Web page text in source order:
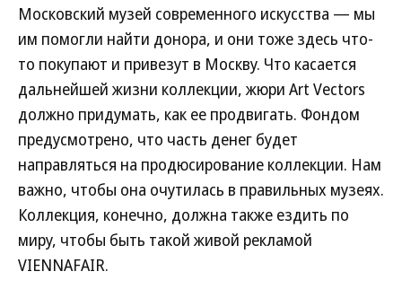
Московский музей современного искусства — мы
им помогли найти донора, и они тоже здесь что-
то покупают и привезут в Москву. Что касается
дальнейшей жизни коллекции, жюри Art Vectors
должно придумать, как ее продвигать. Фондом
предусмотрено, что часть денег будет
направляться на продюсирование коллекции. Нам
важно, чтобы она очутилась в правильных музеях.
Коллекция, конечно, должна также ездить по
миру, чтобы быть такой живой рекламой
VIENNAFAIR.